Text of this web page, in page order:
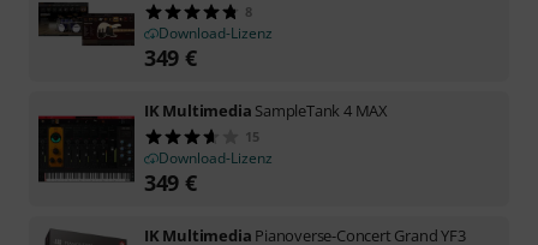
8
Download-Lizenz
349 €
IK Multimedia SampleTank 4 MAX
15
Download-Lizenz
349 €
IK Multimedia Pianoverse-Concert Grand YF3